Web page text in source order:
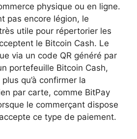
physique ou en ligne.
pas encore légion, le
utile pour répertorier les
le Bitcoin Cash. Le
via un code QR généré par
portefeuille Bitcoin Cash,
plus qu’à confirmer la
par carte, comme BitPay
le commerçant dispose
ce type de paiement.